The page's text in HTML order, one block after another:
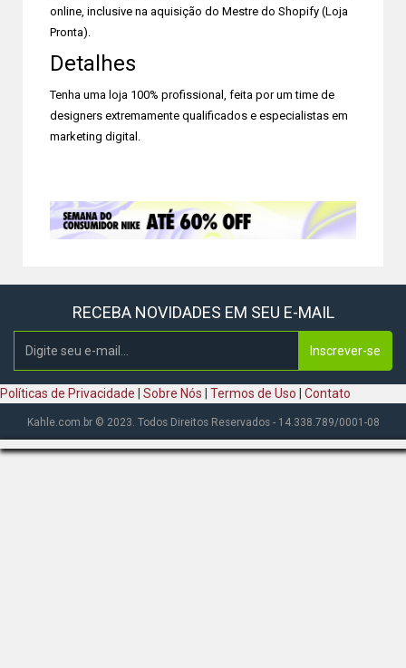
online, inclusive na aquisição do Mestre do Shopify (Loja
Pronta).
Detalhes
Tenha uma loja 100% profissional, feita por um time de
designers extremamente qualificados e especialistas em
marketing digital.
RECEBA NOVIDADES EM SEU E-MAIL
Inscrever-se
Políticas de Privacidade Sobre Nós Termos de Uso Contato
Kahle.com.br © 2023. Todos Direitos Reservados - 14.338.789/0001-08